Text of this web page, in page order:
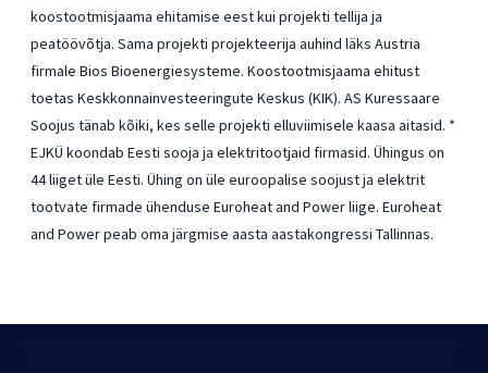
koostootmisjaama ehitamise eest kui projekti tellija ja
peatöövõtja. Sama projekti projekteerija auhind läks Austria
firmale Bios Bioenergiesysteme. Koostootmisjaama ehitust
toetas Keskkonnainvesteeringute Keskus (KIK). AS Kuressaare
Soojus tänab kõiki, kes selle projekti elluviimisele kaasa aitasid. *
EJKÜ koondab Eesti sooja ja elektritootjaid firmasid. Ühingus on
44 liiget üle Eesti. Ühing on üle euroopalise soojust ja elektrit
tootvate firmade ühenduse Euroheat and Power liige. Euroheat
and Power peab oma järgmise aasta aastakongressi Tallinnas.